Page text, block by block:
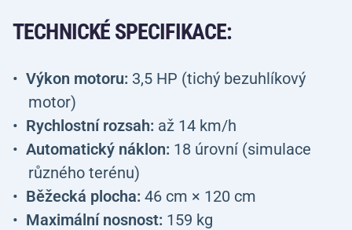
TECHNICKÉ SPECIFIKACE:
Výkon motoru: 3,5 HP (tichý bezuhlíkový
motor)
Rychlostní rozsah: až 14 km/h
Automatický náklon: 18 úrovní (simulace
různého terénu)
Běžecká plocha: 46 cm × 120 cm
Maximální nosnost: 159 kg